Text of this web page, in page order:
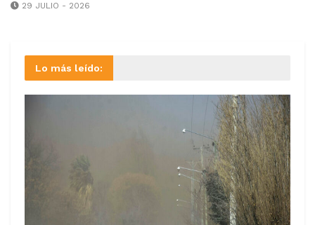
29 JULIO - 2026
Lo más leído: